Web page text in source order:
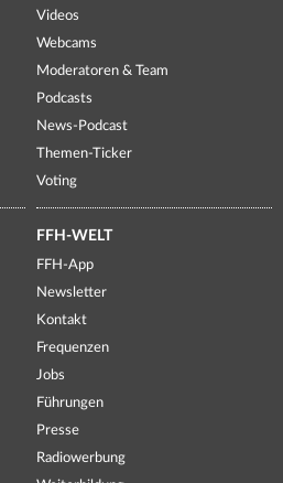
Videos
Webcams
Moderatoren & Team
Podcasts
News-Podcast
Themen-Ticker
Voting
FFH-WELT
FFH-App
Newsletter
Kontakt
Frequenzen
Jobs
Führungen
Presse
Radiowerbung